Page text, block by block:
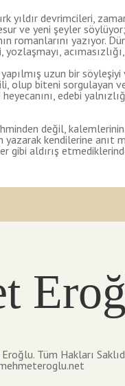
yıldır devrimcileri,
ve yeni şeyler
romanlarını yazıyor.
uzun bir
olup biteni sorgulayan
edebi
değil,
kendilerine anıt
gibi aldırış
Tüm Hakları